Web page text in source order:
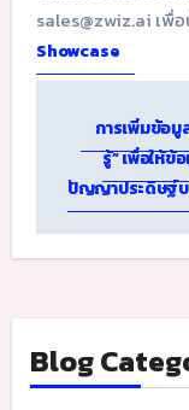
sales@zwiz.ai เพื่
Showcase
การเพิ่มข้อมู
รู้” เพื่อให้
ปัญญาประดิษฐ์
Blog